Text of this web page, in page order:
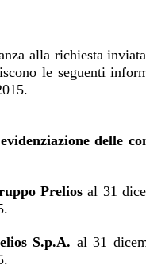
alla richiesta
le seguenti
delle
Prelios al 31
S.p.A. al 31